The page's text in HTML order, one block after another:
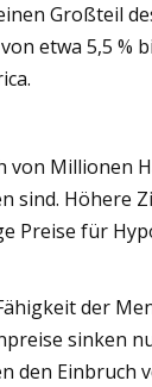
Großteil
etwa 5,5 %
von Millionen
sind. Höhere
Preise für
der
sinken
den Einbruch